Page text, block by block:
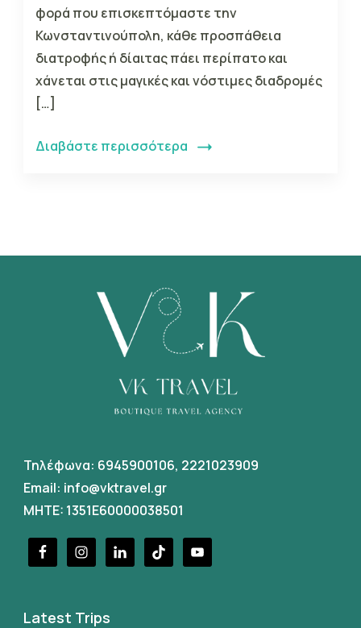
φορά που επισκεπτόμαστε την
Κωνσταντινούπολη, κάθε προσπάθεια
διατροφής ή δίαιτας πάει περίπατο και
χάνεται στις μαγικές και νόστιμες διαδρομές
[…]
Διαβάστε περισσότερα
Τηλέφωνα: 6945900106, 2221023909
Email: info@vktravel.gr
MHTE: 1351E60000038501
Latest Trips